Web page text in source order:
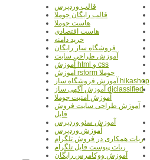
قالب وردپرس
قالب رایگان جوملا
هاست جوملا
هاست اقتصادی
خرید دامنه
فروشگاه ساز رایگان
آموزش طراحی سایت
آموزش html و css
آموزش rsform جوملا
آموزش فروشگاه ساز hikashop
آموزش آگهی ساز djclassified
آموزش امنیت جوملا
آموزش طراحی سایت فروش
فایل
آموزش سئو وردپرس
آموزش وردپرس
ربات همکاری در فروش تلگرام
ربات پیوست فایل تلگرام
آموزش ووکامرس رایگان